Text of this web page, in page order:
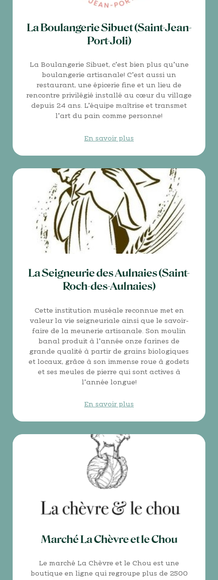
La Boulangerie Sibuet (Saint-Jean-
Port-Joli)
La Boulangerie Sibuet, c’est bien plus qu’une
boulangerie artisanale! C’est aussi un
restaurant, une épicerie fine et un lieu de
rencontre privilégié installé au cœur du village
depuis 24 ans. L’équipe maîtrise et transmet
l’art du pain comme personne!
En savoir plus
La Seigneurie des Aulnaies (Saint-
Roch-des-Aulnaies)
Cette institution muséale reconnue met en
valeur la vie seigneuriale ainsi que le savoir-
faire de la meunerie artisanale. Son moulin
banal produit à l’année onze farines de
grande qualité à partir de grains biologiques
et locaux, grâce à son immense roue à godets
et ses meules de pierre qui sont actives à
l’année longue!
En savoir plus
Marché La Chèvre et le Chou
Le marché La Chèvre et le Chou est une
boutique en ligne qui regroupe plus de 2500